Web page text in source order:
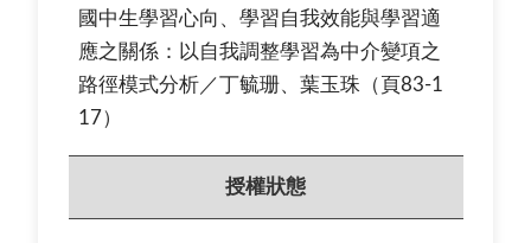
國中生學習心向、學習自我效能與學習適
應之關係：以自我調整學習為中介變項之
路徑模式分析／丁毓珊、葉玉珠（頁83-1
17）
授權狀態